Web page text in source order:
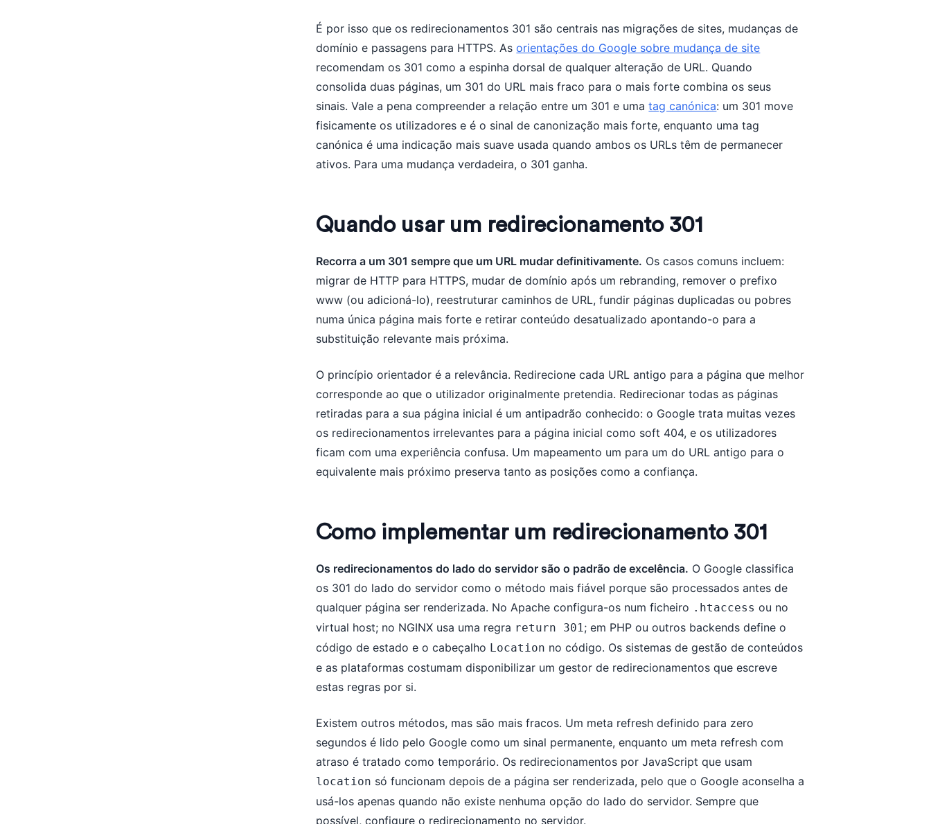
É por isso que os redirecionamentos 301 são centrais nas migrações de sites, mudanças de
domínio e passagens para HTTPS. Asorientações do Google sobre mudança de site
recomendam os 301 como a espinha dorsal de qualquer alteração de URL. Quando
consolida duas páginas, um 301 do URL mais fraco para o mais forte combina os seus
sinais. Vale a pena compreender a relação entre um 301 e umatag canónica: um 301 move
fisicamente os utilizadores e é o sinal de canonização mais forte, enquanto uma tag
canónica é uma indicação mais suave usada quando ambos os URLs têm de permanecer
ativos. Para uma mudança verdadeira, o 301 ganha.
Quando usar um redirecionamento 301
Recorra a um 301 sempre que um URL mudar definitivamente. Os casos comuns incluem:
migrar de HTTP para HTTPS, mudar de domínio após um rebranding, remover o prefixo
www (ou adicioná-lo), reestruturar caminhos de URL, fundir páginas duplicadas ou pobres
numa única página mais forte e retirar conteúdo desatualizado apontando-o para a
substituição relevante mais próxima.
O princípio orientador é a relevância. Redirecione cada URL antigo para a página que melhor
corresponde ao que o utilizador originalmente pretendia. Redirecionar todas as páginas
retiradas para a sua página inicial é um antipadrão conhecido: o Google trata muitas vezes
os redirecionamentos irrelevantes para a página inicial como soft 404, e os utilizadores
ficam com uma experiência confusa. Um mapeamento um para um do URL antigo para o
equivalente mais próximo preserva tanto as posições como a confiança.
Como implementar um redirecionamento 301
Os redirecionamentos do lado do servidor são o padrão de excelência. O Google classifica
os 301 do lado do servidor como o método mais fiável porque são processados antes de
qualquer página ser renderizada. No Apache configura-os num ficheiro .htaccess ou no
virtual host; no NGINX usa uma regra return 301; em PHP ou outros backends define o
código de estado e o cabeçalho Location no código. Os sistemas de gestão de conteúdos
e as plataformas costumam disponibilizar um gestor de redirecionamentos que escreve
estas regras por si.
Existem outros métodos, mas são mais fracos. Um meta refresh definido para zero
segundos é lido pelo Google como um sinal permanente, enquanto um meta refresh com
atraso é tratado como temporário. Os redirecionamentos por JavaScript que usam
location só funcionam depois de a página ser renderizada, pelo que o Google aconselha a
usá-los apenas quando não existe nenhuma opção do lado do servidor. Sempre que
possível, configure o redirecionamento no servidor.